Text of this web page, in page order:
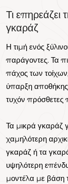
Τι επηρεάζει
γκαράζ
Η τιμή ενός
παράγοντες. Τα
πάχος των
ύπαρξη
τυχόν
Τα μικρά γκαράζ
χαμηλότερη
γκαράζ ή τα
υψηλότερη
μοντέλα με βάση